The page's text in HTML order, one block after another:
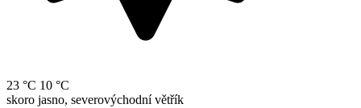
23 °C 10 °C
skoro jasno, severovýchodní větřík